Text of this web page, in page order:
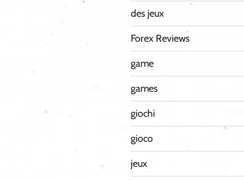
des jeux
Forex Reviews
game
games
giochi
gioco
jeux